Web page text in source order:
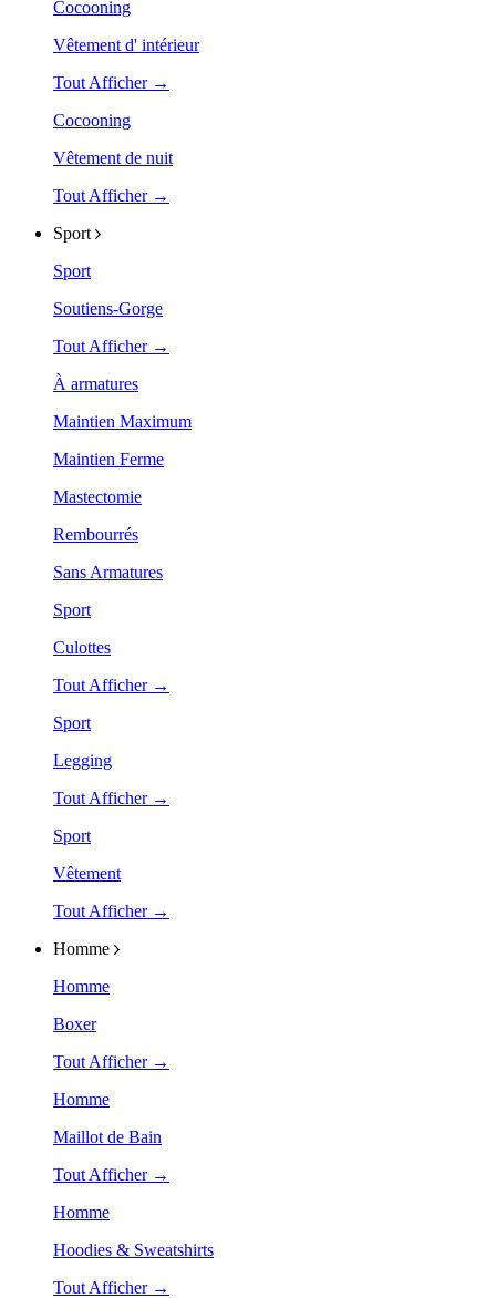
Cocooning
Vêtement d' intérieur
Tout Afficher →
Cocooning
Vêtement de nuit
Tout Afficher →
Sport
Sport
Soutiens-Gorge
Tout Afficher →
À armatures
Maintien Maximum
Maintien Ferme
Mastectomie
Rembourrés
Sans Armatures
Sport
Culottes
Tout Afficher →
Sport
Legging
Tout Afficher →
Sport
Vêtement
Tout Afficher →
Homme
Homme
Boxer
Tout Afficher →
Homme
Maillot de Bain
Tout Afficher →
Homme
Hoodies & Sweatshirts
Tout Afficher →